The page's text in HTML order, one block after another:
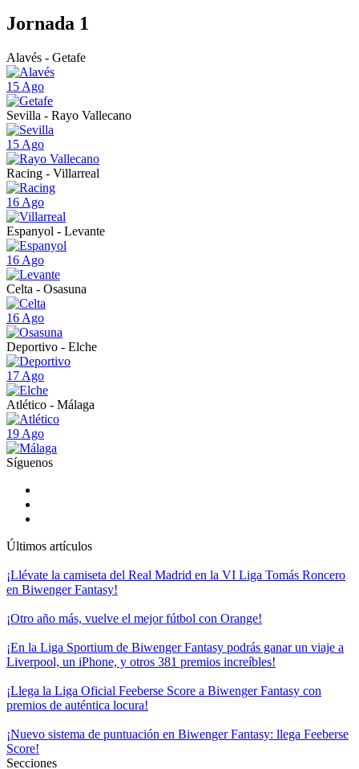
Jornada 1
Alavés - Getafe
15 Ago
Sevilla - Rayo Vallecano
15 Ago
Racing - Villarreal
16 Ago
Espanyol - Levante
16 Ago
Celta - Osasuna
16 Ago
Deportivo - Elche
17 Ago
Atlético - Málaga
19 Ago
Síguenos
Últimos artículos
¡Llévate la camiseta del Real Madrid en la VI Liga Tomás Roncero
en Biwenger Fantasy!
¡Otro año más, vuelve el mejor fútbol con Orange!
¡En la Liga Sportium de Biwenger Fantasy podrás ganar un viaje a
Liverpool, un iPhone, y otros 381 premios increíbles!
¡Llega la Liga Oficial Feeberse Score a Biwenger Fantasy con
premios de auténtica locura!
¡Nuevo sistema de puntuación en Biwenger Fantasy: llega Feeberse
Score!
Secciones